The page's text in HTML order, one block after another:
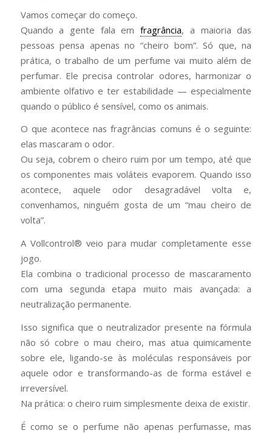
Vamos começar do começo.
Quando a gente fala emfragrância, a maioria das
pessoas pensa apenas no “cheiro bom”. Só que, na
prática, o trabalho de um perfume vai muito além de
perfumar. Ele precisa controlar odores, harmonizar o
ambiente olfativo e ter estabilidade — especialmente
quando o público é sensível, como os animais.
O que acontece nas fragrâncias comuns é o seguinte:
elas mascaram o odor.
Ou seja, cobrem o cheiro ruim por um tempo, até que
os componentes mais voláteis evaporem. Quando isso
acontece, aquele odor desagradável volta e,
convenhamos, ninguém gosta de um “mau cheiro de
volta”.
A Vollcontrol® veio para mudar completamente esse
jogo.
Ela combina o tradicional processo de mascaramento
com uma segunda etapa muito mais avançada: a
neutralização permanente.
Isso significa que o neutralizador presente na fórmula
não só cobre o mau cheiro, mas atua quimicamente
sobre ele, ligando-se às moléculas responsáveis por
aquele odor e transformando-as de forma estável e
irreversível.
Na prática: o cheiro ruim simplesmente deixa de existir.
É como se o perfume não apenas perfumasse, mas